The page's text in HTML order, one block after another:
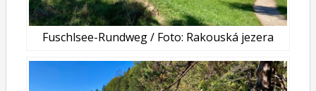
Fuschlsee-Rundweg / Foto: Rakouská jezera